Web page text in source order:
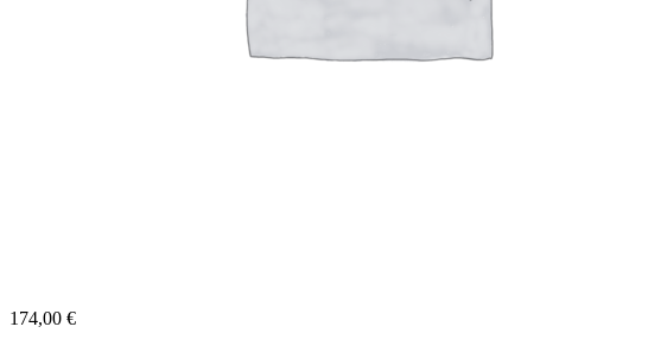
174,00 €